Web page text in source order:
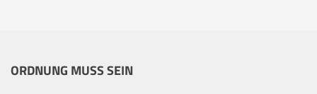
ORDNUNG MUSS SEIN